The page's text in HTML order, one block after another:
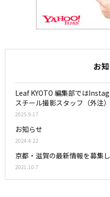
お
Leaf KYOTO 編集部では
スチール撮影スタッフ（外注
2025.9.17
お知らせ
2024.4.22
京都・滋賀の最新情報を募集
2021.10.7